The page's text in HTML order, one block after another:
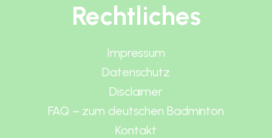
Rechtliches
Impressum
Datenschutz
Disclaimer
FAQ – zum deutschen Badminton
Kontakt